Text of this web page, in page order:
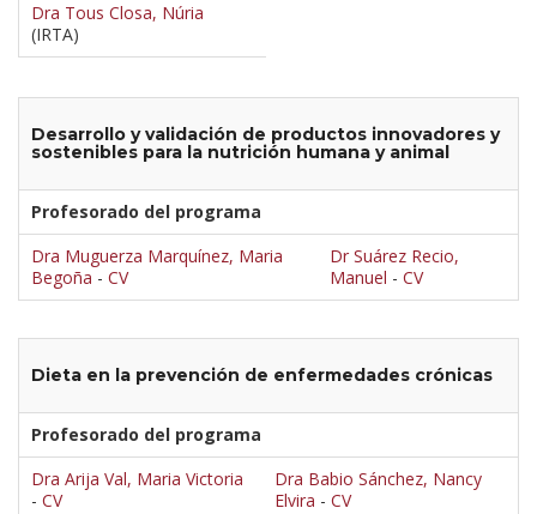
Dra Tous Closa, Núria
(IRTA)
Desarrollo y validación de productos innovadores y
sostenibles para la nutrición humana y animal
Profesorado del programa
Dra Muguerza Marquínez, Maria
Begoña - CV
Dr Suárez Recio,
Manuel - CV
Dieta en la prevención de enfermedades crónicas
Profesorado del programa
Dra Arija Val, Maria Victoria
- CV
Dra Babio Sánchez, Nancy
Elvira - CV